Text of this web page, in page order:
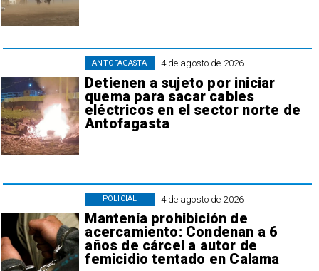
4 de agosto de 2026
Detienen a sujeto por iniciar
quema para sacar cables
eléctricos en el sector norte de
Antofagasta
ANTOFAGASTA
4 de agosto de 2026
Mantenía prohibición de
acercamiento: Condenan a 6
años de cárcel a autor de
femicidio tentado en Calama
POLICIAL